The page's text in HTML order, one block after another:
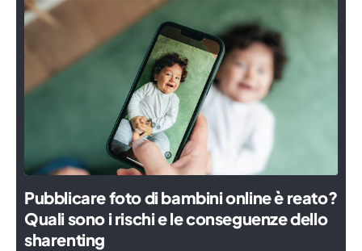
Pubblicare foto di bambini online è reato?
Quali sono i rischi e le conseguenze dello
sharenting